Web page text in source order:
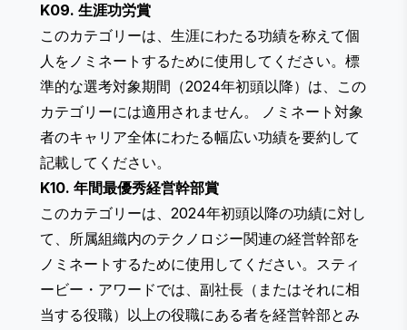
K09. 生涯功労賞
このカテゴリーは、生涯にわたる功績を称えて個
人をノミネートするために使用してください。標
準的な選考対象期間（2024年初頭以降）は、この
カテゴリーには適用されません。 ノミネート対象
者のキャリア全体にわたる幅広い功績を要約して
記載してください。
K10. 年間最優秀経営幹部賞
このカテゴリーは、2024年初頭以降の功績に対し
て、所属組織内のテクノロジー関連の経営幹部を
ノミネートするために使用してください。スティ
ービー・アワードでは、副社長（またはそれに相
当する役職）以上の役職にある者を経営幹部とみ